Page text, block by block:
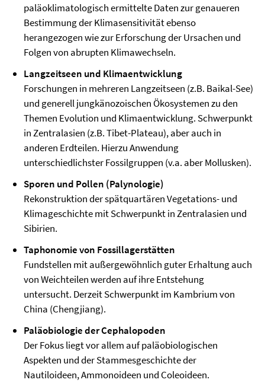
paläoklimatologisch ermittelte Daten zur genaueren
Bestimmung der Klimasensitivitätebenso
herangezogen wie zur Erforschung der Ursachen und
Folgen von abrupten Klimawechseln.
Langzeitseen und Klimaentwicklung
Forschungen in mehreren Langzeitseen (z.B. Baikal-See)
und generell jungkänozoischen Ökosystemen zu den
Themen Evolution und Klimaentwicklung. Schwerpunkt
in Zentralasien (z.B. Tibet-Plateau), aber auch in
anderen Erdteilen. Hierzu Anwendung
unterschiedlichster Fossilgruppen (v.a. aber Mollusken).
Sporen und Pollen (Palynologie)
Rekonstruktion der spätquartären Vegetations- und
Klimageschichte mit Schwerpunkt in Zentralasien und
Sibirien.
Taphonomie von Fossillagerstätten
Fundstellen mit außergewöhnlich guter Erhaltung auch
von Weichteilen werden auf ihre Entstehung
untersucht. Derzeit Schwerpunkt im Kambrium von
China (Chengjiang).
Paläobiologie der Cephalopoden
Der Fokus liegt vor allem auf paläobiologischen
Aspekten und der Stammesgeschichte der
Nautiloideen, Ammonoideen und Coleoideen.